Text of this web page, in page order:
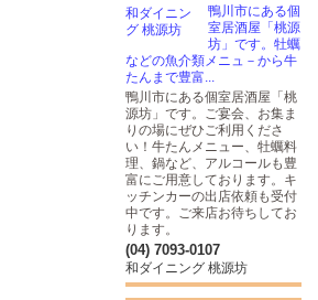
鴨川市にある個
室居酒屋「桃源
坊」です。牡蠣
などの魚介類メニュ－から牛
たんまで豊富...
鴨川市にある個室居酒屋「桃
源坊」です。ご宴会、お集ま
りの場にぜひご利用くださ
い！牛たんメニュー、牡蠣料
理、鍋など、アルコールも豊
富にご用意しております。キ
ッチンカーの出店依頼も受付
中です。ご来店お待ちしてお
ります。
(04) 7093-0107
和ダイニング 桃源坊